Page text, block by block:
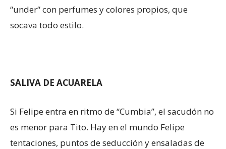
“under“ con perfumes y colores propios, que
socava todo estilo.
SALIVA DE ACUARELA
Si Felipe entra en ritmo de “Cumbia”, el sacudón no
es menor para Tito. Hay en el mundo Felipe
tentaciones, puntos de seducción y ensaladas de